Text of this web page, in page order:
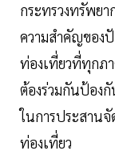
กระทรวงทรัพยา
ความสำคัญของ
ท่องเที่ยวที่ทุกภ
ต้องร่วมกันป้อง
ในการประสาน
ท่องเที่ยว